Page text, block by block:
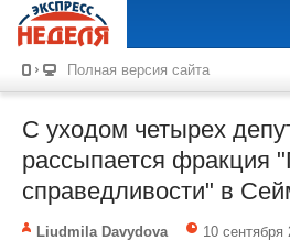
Полная версия сайта
С уходом четырех
рассыпается фракция
справедливости" в
Liudmila Davydova 10 сентября